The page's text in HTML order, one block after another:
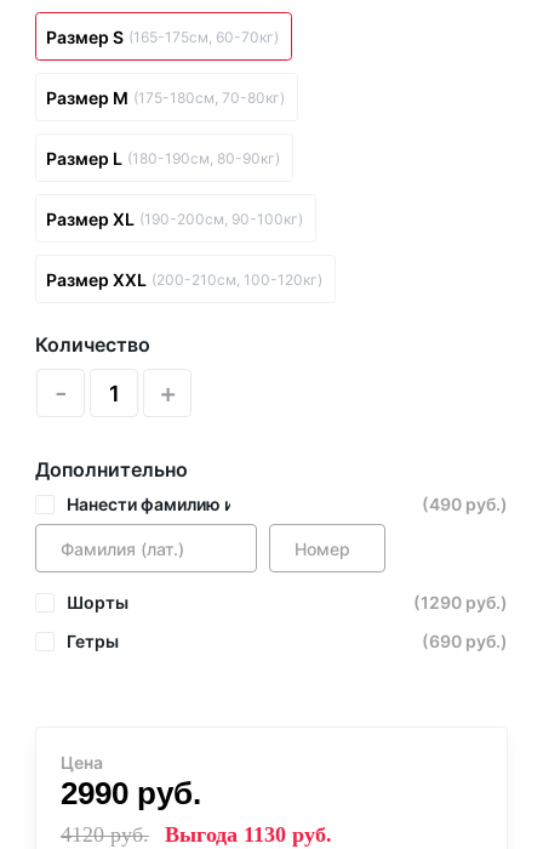
Размер S (165-175см, 60-70кг)
Размер M (175-180см, 70-80кг)
Размер L (180-190см, 80-90кг)
Размер XL (190-200см, 90-100кг)
Размер XXL (200-210см, 100-120кг)
Количество
- +
Дополнительно
Нанести фамилию и номер (490 руб.)
Шорты
(1290 руб.)
Гетры
(690 руб.)
Цена
2990 руб.
4120руб. Выгода 1130 руб.